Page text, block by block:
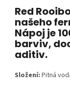
Red
našeho
Nápoj je
barviv,
aditiv.
Složení: Pitná